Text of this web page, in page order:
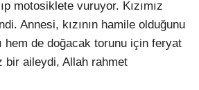
motosiklete vuruyor. Kızımız
Annesi, kızının hamile olduğunu
hem de doğacak torunu için feryat
bir aileydi, Allah rahmet